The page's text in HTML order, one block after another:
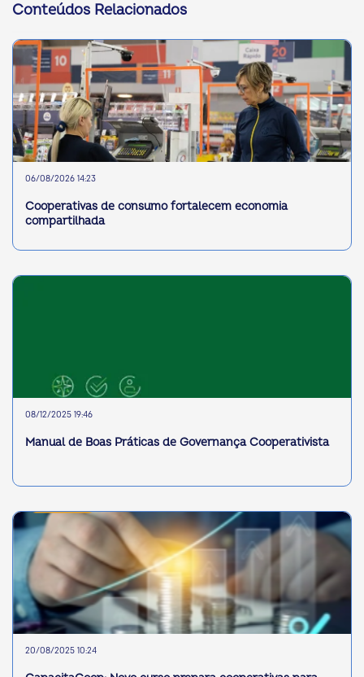
Conteúdos Relacionados
06/08/2026 14:23
Cooperativas de consumo fortalecem economia
compartilhada
08/12/2025 19:46
Manual de Boas Práticas de Governança Cooperativista
20/08/2025 10:24